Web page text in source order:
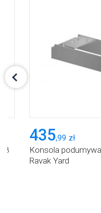
435,99 zł
Konsola
Ravak Yard